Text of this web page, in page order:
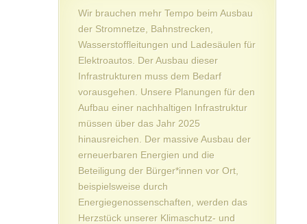
Wir brauchen mehr Tempo beim Ausbau
der Stromnetze, Bahnstrecken,
Wasserstoffleitungen und Ladesäulen für
Elektroautos. Der Ausbau dieser
Infrastrukturen muss dem Bedarf
vorausgehen. Unsere Planungen für den
Aufbau einer nachhaltigen Infrastruktur
müssen über das Jahr 2025
hinausreichen. Der massive Ausbau der
erneuerbaren Energien und die
Beteiligung der Bürger*innen vor Ort,
beispielsweise durch
Energiegenossenschaften, werden das
Herzstück unserer Klimaschutz- und